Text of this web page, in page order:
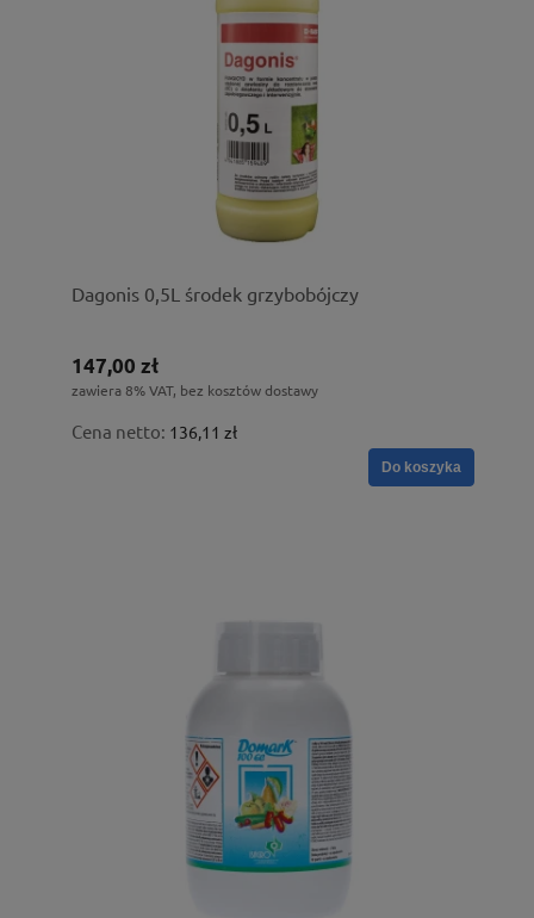
Dagonis 0,5L środek grzybobójczy
147,00 zł
zawiera 8% VAT, bez kosztów dostawy
Cena netto: 136,11 zł
Do koszyka